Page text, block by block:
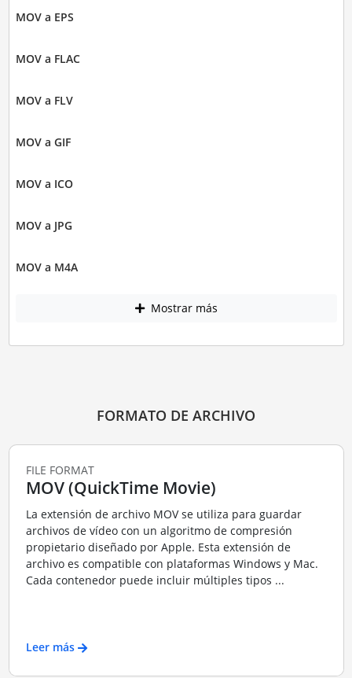
MOV a EPS
MOV a FLAC
MOV a FLV
MOV a GIF
MOV a ICO
MOV a JPG
MOV a M4A
Mostrar más
FORMATO DE ARCHIVO
FILE FORMAT
MOV (QuickTime Movie)
La extensión de archivo MOV se utiliza para guardar
archivos de vídeo con un algoritmo de compresión
propietario diseñado por Apple. Esta extensión de
archivo es compatible con plataformas Windows y Mac.
Cada contenedor puede incluir múltiples tipos ...
Leer más